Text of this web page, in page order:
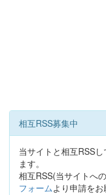
相互RSS募集中
当サイトと相互RSS
ます。
相互RSS(当サイトへ
フォームより申請をお